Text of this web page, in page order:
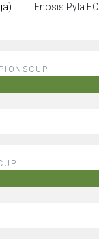
Enosis Pyla FC